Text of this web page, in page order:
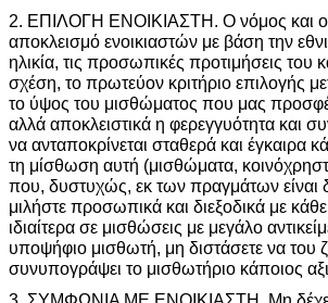
2. ΕΠΙΛΟΓΗ ΕΝΟΙΚΙΑΣΤΗ. Ο νόμος και οι
αποκλεισμό ενοικιαστών με βάση την
ηλικία, τις προσωπικές προτιμήσεις
σχέση, το πρωτεύον κριτήριο επιλογής
το ύψος του μισθώματος που μας
αλλά αποκλειστικά η φερεγγυότητα και
να ανταποκρίνεται σταθερά και έγκαιρα
τη μίσθωση αυτή (μισθώματα,
που, δυστυχώς, εκ των πραγμάτων είναι
μιλήστε προσωπικά και διεξοδικά με
ιδιαίτερα σε μισθώσεις με μεγάλο
υποψήφιο μισθωτή, μη διστάσετε να του
συνυπογράψει το μισθωτήριο κάποιος